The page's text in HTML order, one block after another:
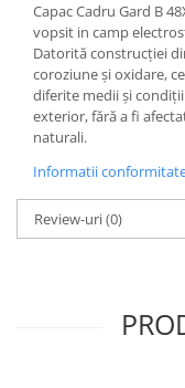
Capac Cadru Gard B
vopsit in camp
Datorită construcției
coroziune și oxidare,
diferite medii și
exterior, fără a fi
naturali.
Informatii
Review-uri(0)